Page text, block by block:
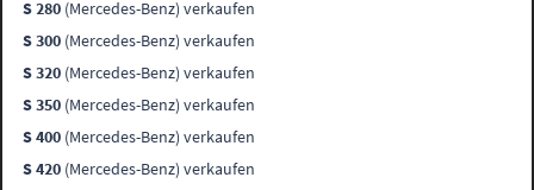
S 280 (Mercedes-Benz) verkaufen
S 300 (Mercedes-Benz) verkaufen
S 320 (Mercedes-Benz) verkaufen
S 350 (Mercedes-Benz) verkaufen
S 400 (Mercedes-Benz) verkaufen
S 420 (Mercedes-Benz) verkaufen